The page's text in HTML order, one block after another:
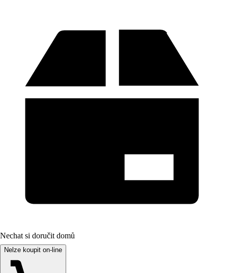
Nechat si doručit domů
Nelze koupit on-line